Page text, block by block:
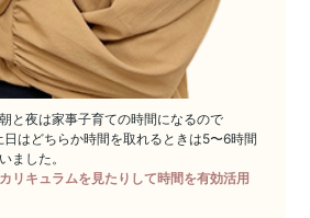
と夜は家事子育ての時間になるので
はどちらか時間を取れるときは5〜6時間
ました。
リキュラムを見たりして時間を有効活用